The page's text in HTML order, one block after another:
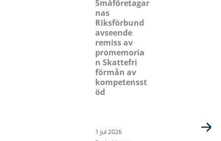
Småföretagar
nas
Riksförbund
avseende
remiss av
promemoria
n Skattefri
förmån av
kompetensst
öd
1 jul 2026